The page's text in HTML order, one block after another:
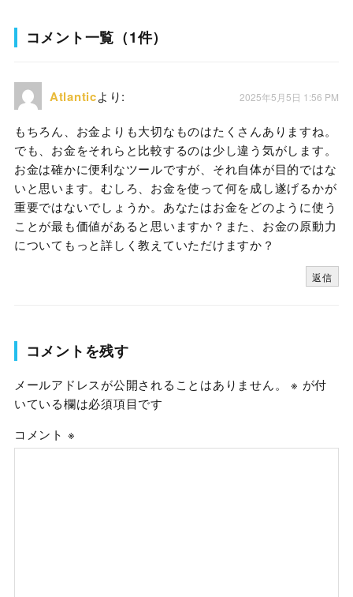
コメント一覧（1件）
Atlanticより: 2025年5月5日 1:56 PM
もちろん、お金よりも大切なものはたくさんありますね。
でも、お金をそれらと比較するのは少し違う気がします。
お金は確かに便利なツールですが、それ自体が目的ではな
いと思います。むしろ、お金を使って何を成し遂げるかが
重要ではないでしょうか。あなたはお金をどのように使う
ことが最も価値があると思いますか？また、お金の原動力
についてもっと詳しく教えていただけますか？
返信
コメントを残す
メールアドレスが公開されることはありません。 ※ が付
いている欄は必須項目です
コメント ※